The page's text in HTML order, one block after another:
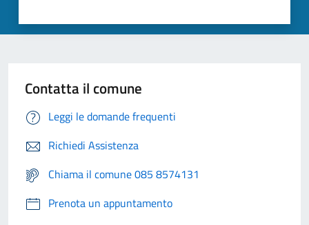
Contatta il comune
Leggi le domande frequenti
Richiedi Assistenza
Chiama il comune 085 8574131
Prenota un appuntamento